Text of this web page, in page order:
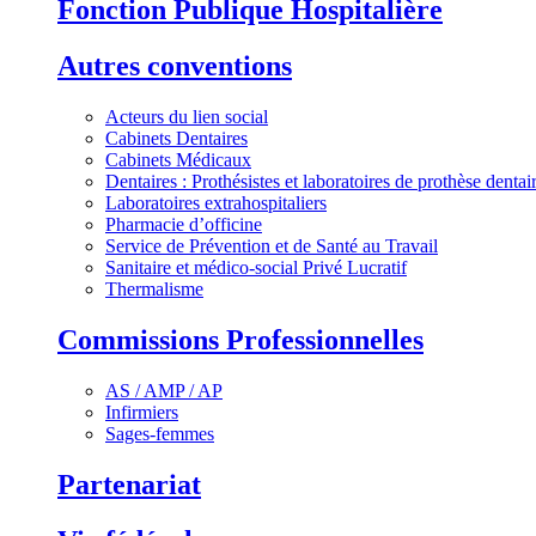
Fonction Publique Hospitalière
Autres conventions
Acteurs du lien social
Cabinets Dentaires
Cabinets Médicaux
Dentaires : Prothésistes et laboratoires de prothèse
Laboratoires extrahospitaliers
Pharmacie d’officine
Service de Prévention et de Santé au Travail
Sanitaire et médico-social Privé Lucratif
Thermalisme
Commissions Professionnelles
AS / AMP / AP
Infirmiers
Sages-femmes
Partenariat